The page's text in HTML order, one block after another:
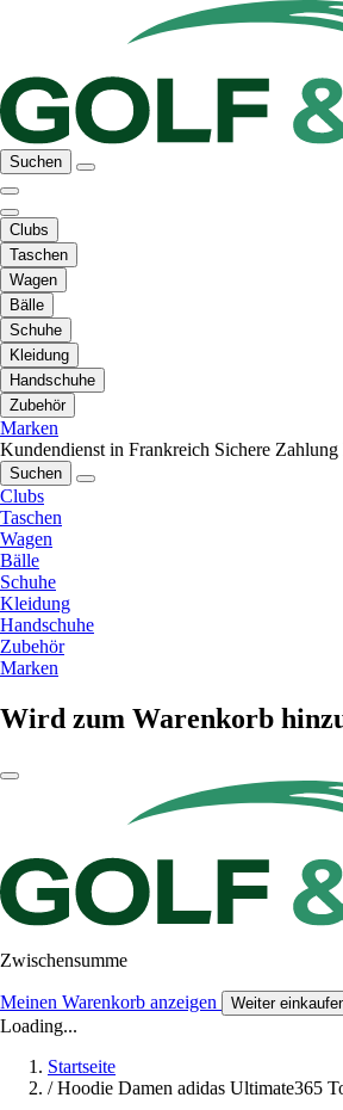
Suchen
Clubs
Taschen
Wagen
Bälle
Schuhe
Kleidung
Handschuhe
Zubehör
Marken
Kundendienst in Frankreich Sichere Zahlung
Suchen
Clubs
Taschen
Wagen
Bälle
Schuhe
Kleidung
Handschuhe
Zubehör
Marken
Wird zum Warenkorb
Zwischensumme
Meinen Warenkorb anzeigen Weiter
Loading...
Startseite
/ Hoodie Damen adidas Ultimate365